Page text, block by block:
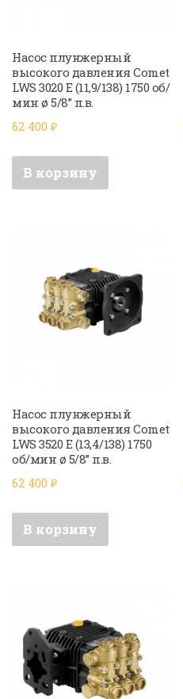
Насос плунжерный
высокого давления Comet
LWS 3020 E (11,9/138) 1750 об/
мин ø 5/8” п.в.
62 400 ₽
В корзину
Насос плунжерный
высокого давления Comet
LWS 3520 E (13,4/138) 1750
об/мин ø 5/8” п.в.
62 400 ₽
В корзину